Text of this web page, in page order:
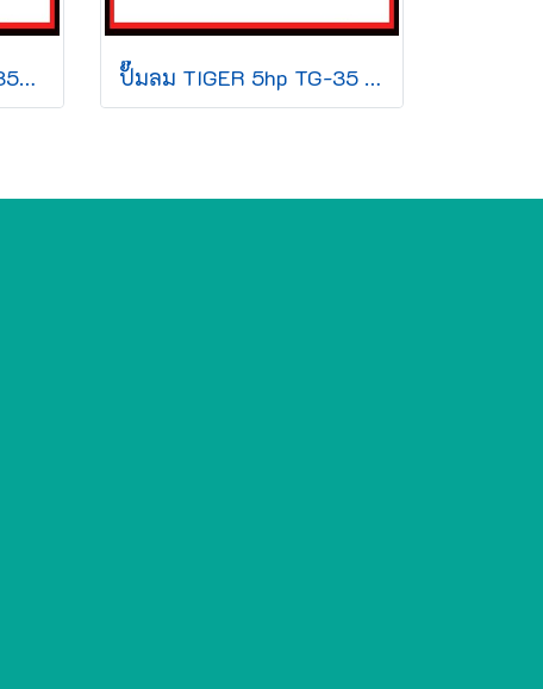
ปั๊มลม TIGER 5hp TG-35T 315L +มอเตอร์ 220v ปั๊มลม TIGER 5hp TG-35 260L +มอเตอร์ 220v